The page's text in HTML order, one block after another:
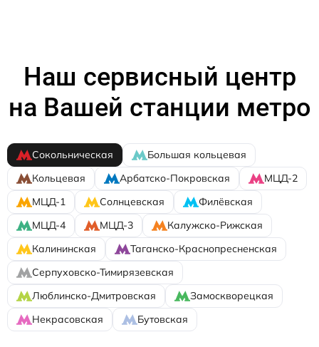
Наш сервисный центр
на Вашей станции метро
Сокольническая
Большая кольцевая
Кольцевая
Арбатско-Покровская
МЦД-2
МЦД-1
Солнцевская
Филёвская
МЦД-4
МЦД-3
Калужско-Рижская
Калининская
Таганско-Краснопресненская
Серпуховско-Тимирязевская
Люблинско-Дмитровская
Замоскворецкая
Некрасовская
Бутовская